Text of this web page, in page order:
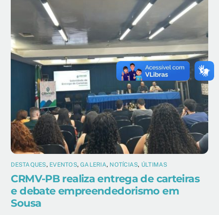
DESTAQUES, EVENTOS,GALERIA, NOTÍCIAS, ÚLTIMAS
CRMV-PB realiza entrega de carteiras
e debate empreendedorismo em
Sousa